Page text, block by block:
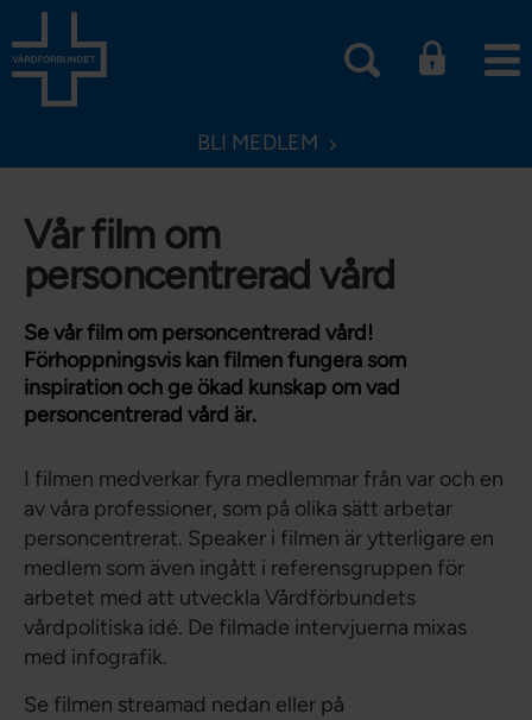
BLI MEDLEM
Vår film om
personcentrerad vård
Se vår film om personcentrerad vård!
Förhoppningsvis kan filmen fungera som
inspiration och ge ökad kunskap om vad
personcentrerad vård är.
I filmen medverkar fyra medlemmar från var och en
av våra professioner, som på olika sätt arbetar
personcentrerat. Speaker i filmen är ytterligare en
medlem som även ingått i referensgruppen för
arbetet med att utveckla Vårdförbundets
vårdpolitiska idé. De filmade intervjuerna mixas
med infografik.
Se filmen streamad nedan eller på